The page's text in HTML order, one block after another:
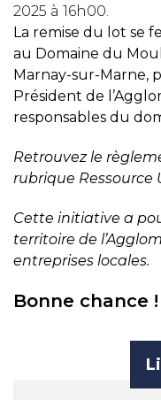
2025 à 16h00.
La remise du lot se
au Domaine du
Marnay-sur-Marne,
Président de
responsables du
Retrouvez le
rubrique Ressource
Cette initiative a
territoire de
entreprises locales.
Bonne chance !